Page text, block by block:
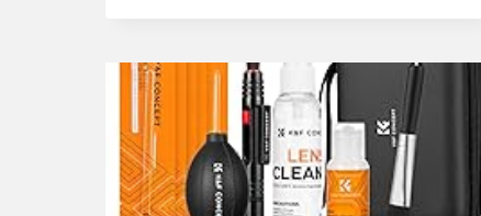
REINIGUNGSSET,
AUTOPFLEGE
SET,AUTO
REINIGUNGSSET
KOMPLETT